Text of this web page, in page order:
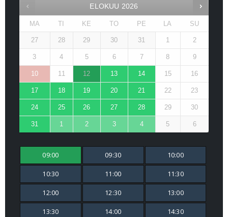
ELOKUU 2026
MA TI KE TO PE LA SU
27 28 29 30 31 1 2
3 4 5 6 7 8 9
10 11 12 13 14 15 16
17 18 19 20 21 22 23
24 25 26 27 28 29 30
31 1 2 3 4 5 6
09:00 09:30 10:00
10:30 11:00 11:30
12:00 12:30 13:00
13:30 14:00 14:30